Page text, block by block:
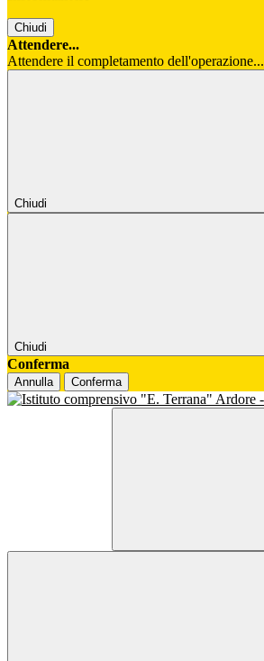
Chiudi
Attendere...
Attendere il completamento dell'operazione...
Chiudi
Chiudi
Conferma
Annulla Conferma